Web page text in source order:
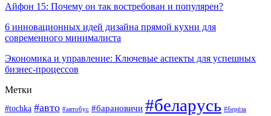
Айфон 15: Почему он так востребован и популярен?
6 инновационных идей дизайна прямой кухни для
современного минималиста
Экономика и управление: Ключевые аспекты для успешных
бизнес-процессов
Метки
#tochka #авто #автобус #барановичи #беларусь #берёза